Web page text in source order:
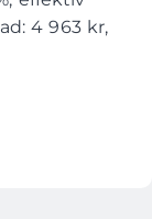
4 963 kr,